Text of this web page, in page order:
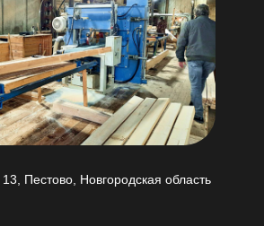
Пестово, Новгородская область